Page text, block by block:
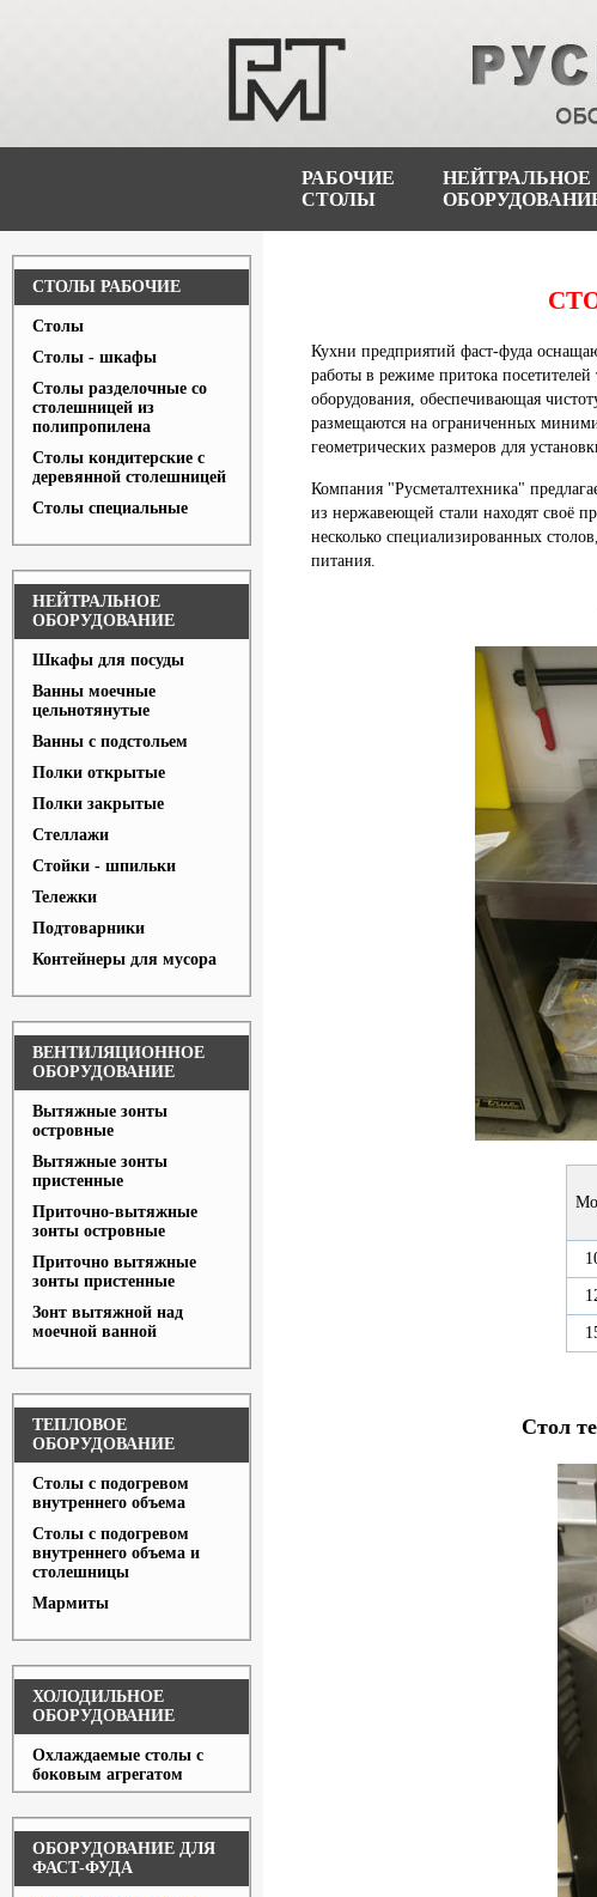
РАБОЧИЕ
СТОЛЫ
НЕЙТРАЛЬНОЕ
СТОЛЫ РАБОЧИЕ
Столы
Столы - шкафы
Столы разделочные со
столешницей из
полипропилена
Столы кондитерские с
деревянной столешницей
Столы специальные
НЕЙТРАЛЬНОЕ
ОБОРУДОВАНИЕ
Шкафы для посуды
Ванны моечные
цельнотянутые
Ванны с подстольем
Полки открытые
Полки закрытые
Стеллажи
Стойки - шпильки
Тележки
Подтоварники
Контейнеры для мусора
ВЕНТИЛЯЦИОННОЕ
ОБОРУДОВАНИЕ
Вытяжные зонты
островные
Вытяжные зонты
пристенные
Приточно-вытяжные
зонты островные
Приточно вытяжные
зонты пристенные
Зонт вытяжной над
моечной ванной
ТЕПЛОВОЕ
ОБОРУДОВАНИЕ
Столы с подогревом
внутреннего объема
Столы с подогревом
внутреннего объема и
столешницы
Мармиты
ХОЛОДИЛЬНОЕ
ОБОРУДОВАНИЕ
Охлаждаемые столы с
боковым агрегатом
ОБОРУДОВАНИЕ ДЛЯ
ФАСТ-ФУДА
Кухни предприятий фаст-фуда
работы в режиме притока посетителей
оборудования, обеспечивающая
размещаются на ограниченных
геометрических размеров для
Компания "Русметалтехника"
из нержавеющей стали находят своё
несколько специализированных
питания.
Стол